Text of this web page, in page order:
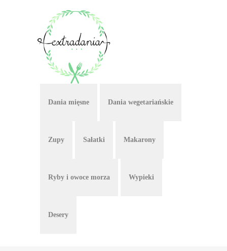
Dania mięsne Dania wegetariańskie
Zupy Sałatki Makarony
Ryby i owoce morza Wypieki
Desery